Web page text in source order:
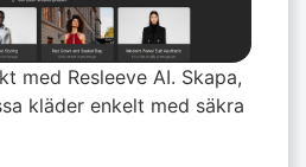
med Resleeve AI. Skapa,
kläder enkelt med säkra